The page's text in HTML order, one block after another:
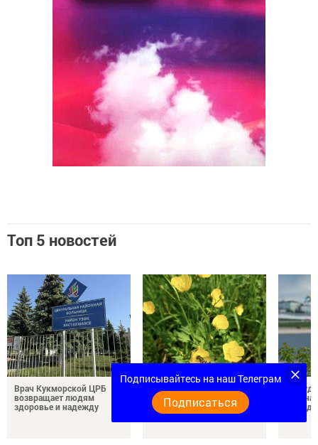
Топ 5 новостей
Врач Кукморской ЦРБ
возвращает людям
здоровье и надежду
5 августа: благоприятный
день для важных
решений и перемен
В
Подписывайтесь на наш Телеграм
Подписаться